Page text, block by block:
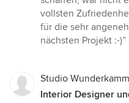
vollsten
für die sehr
nächsten Projekt :-)”
Studio
Interior Designer